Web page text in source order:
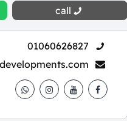
call
01060626827